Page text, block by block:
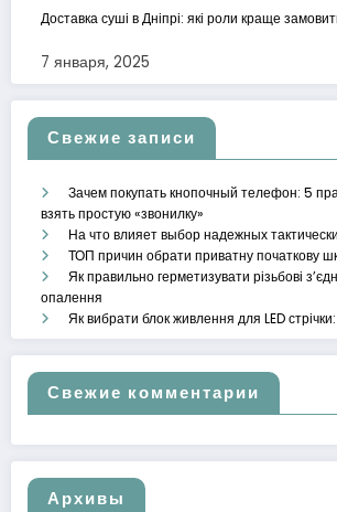
Доставка суші в Дніпрі: які роли краще
7 января, 2025
Свежие записи
Зачем покупать кнопочный телефон: 5
взять простую «звонилку»
На что влияет выбор надежных
ТОП причин обрати приватну початкову
Як правильно герметизувати різьбові
опалення
Як вибрати блок живлення для LED
Свежие комментарии
Архивы